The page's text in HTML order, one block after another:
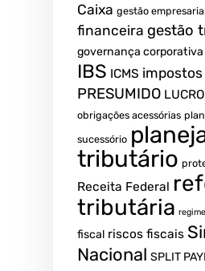
Caixa gestão
financeira gestão
governança corporativa
IBS ICMS impostos
PRESUMIDO
obrigações acessórias
sucessório
tributário
Receita Federal
tributária
fiscal riscos fiscais
Nacional SPLIT